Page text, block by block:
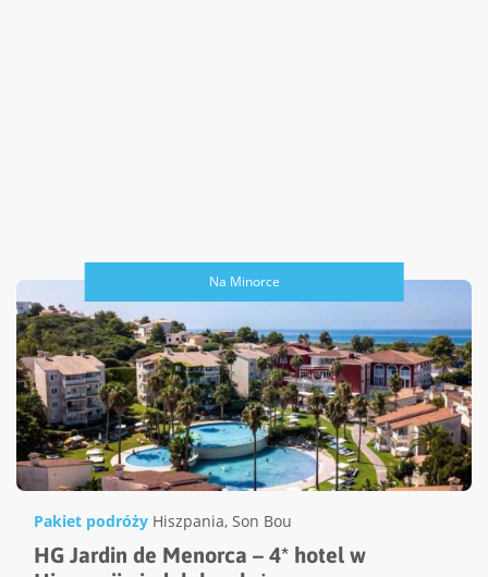
Na Minorce
Pakiet podróży Hiszpania, Son Bou
HG Jardin de Menorca – 4* hotel w